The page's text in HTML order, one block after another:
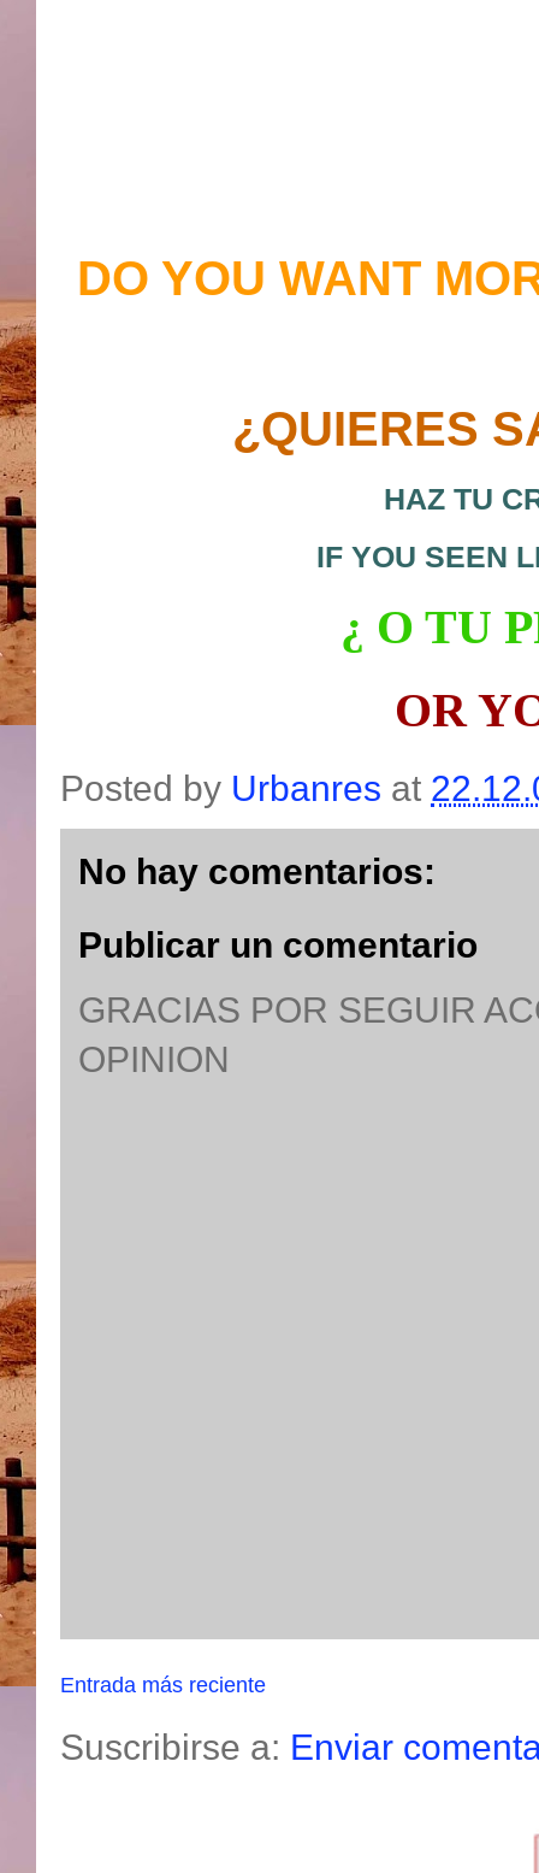
DO YOU WANT
¿QUIERES
HAZ TU
IF YOU SEEN
¿ O TU
OR Y
Posted by Urbanres at
No hay comentarios:
Publicar un comentario
GRACIAS POR SEGUIR
OPINION
Entrada más reciente
Suscribirse a: Enviar